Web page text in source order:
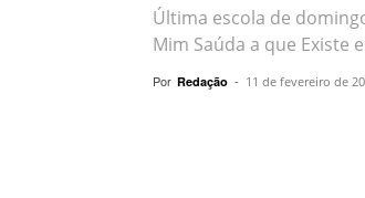
Última escola de
Mim Saúda a que Existe
Por Redação - 11 de fevereiro de